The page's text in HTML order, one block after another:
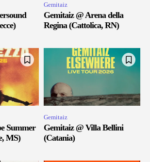
Gemitaiz
Gemitaiz @ Arena della
Regina (Cattolica, RN)
Summer
MS)
Gemitaiz
Gemitaiz @ Villa Bellini
(Catania)